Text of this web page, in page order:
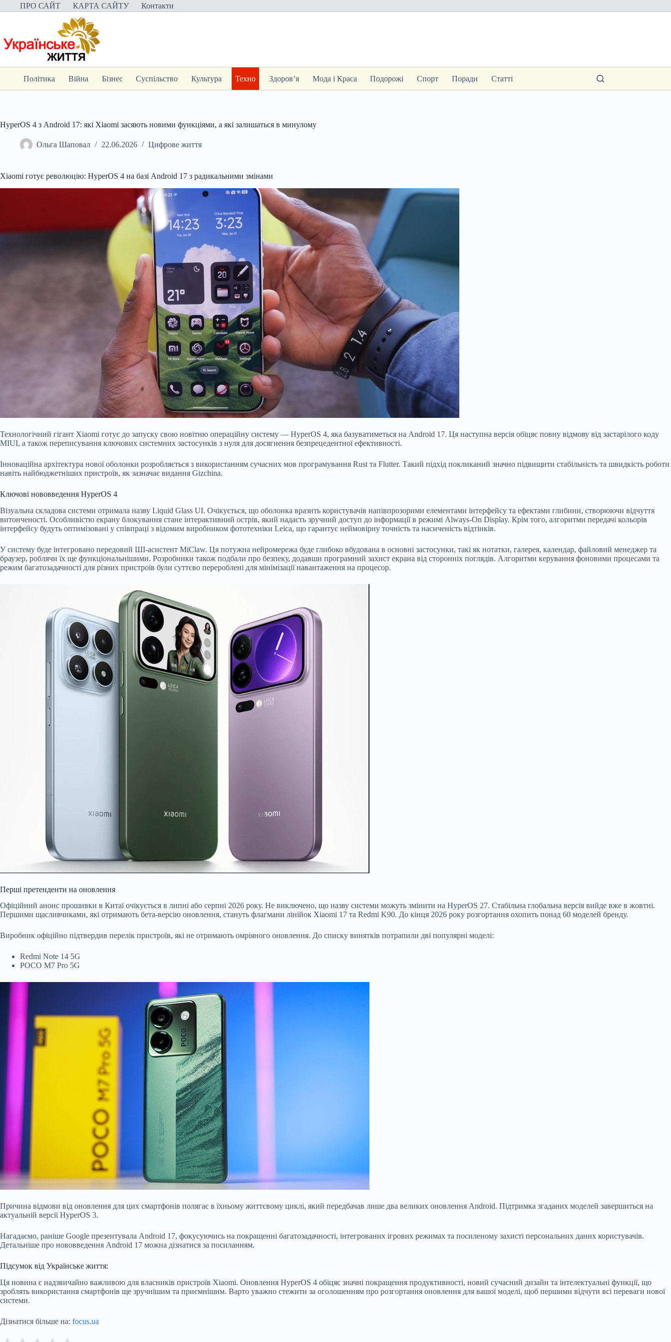
Перейти
до
ПРО САЙТ КАРТА САЙТУ Контакти
Політика Війна Бізнес Суспільство Культура Техно Здоров’я Мода і Краса Подорожі Спорт Поради Статті
HyperOS 4 з Android 17: які Xiaomi засяють новими функціями, а які залишаться в минулому
Ольга Шаповал 22.06.2026 Цифрове життя
Xiaomi готує революцію: HyperOS 4 на базі Android 17 з радикальними змінами
Технологічний гігант Xiaomi готує до запуску свою новітню операційну систему — HyperOS 4, яка базуватиметься на Android 17. Ця наступна версія обіцяє повну відмову від застарілого коду
MIUI, а також переписування ключових системних застосунків з нуля для досягнення безпрецедентної ефективності.
Інноваційна архітектура нової оболонки розробляється з використанням сучасних мов програмування Rust та Flutter. Такий підхід покликаний значно підвищити стабільність та швидкість роботи
навіть найбюджетніших пристроїв, як зазначає видання Gizchina.
Ключові нововведення HyperOS 4
Візуальна складова системи отримала назву Liquid Glass UI. Очікується, що оболонка вразить користувачів напівпрозорими елементами інтерфейсу та ефектами глибини, створюючи відчуття
витонченості. Особливістю екрану блокування стане інтерактивний острів, який надасть зручний доступ до інформації в режимі Always-On Display. Крім того, алгоритми передачі кольорів
інтерфейсу будуть оптимізовані у співпраці з відомим виробником фототехніки Leica, що гарантує неймовірну точність та насиченість відтінків.
У систему буде інтегровано передовий ШІ-асистент MiClaw. Ця потужна нейромережа буде глибоко вбудована в основні застосунки, такі як нотатки, галерея, календар, файловий менеджер та
браузер, роблячи їх ще функціональнішими. Розробники також подбали про безпеку, додавши програмний захист екрана від сторонніх поглядів. Алгоритми керування фоновими процесами та
режим багатозадачності для різних пристроїв були суттєво перероблені для мінімізації навантаження на процесор.
Перші претенденти на оновлення
Офіційний анонс прошивки в Китаї очікується в липні або серпні 2026 року. Не виключено, що назву системи можуть змінити на HyperOS 27. Стабільна глобальна версія вийде вже в жовтні.
Першими щасливчиками, які отримають бета-версію оновлення, стануть флагмани лінійок Xiaomi 17 та Redmi K90. До кінця 2026 року розгортання охопить понад 60 моделей бренду.
Виробник офіційно підтвердив перелік пристроїв, які не отримають омріяного оновлення. До списку винятків потрапили дві популярні моделі:
Redmi Note 14 5G
POCO M7 Pro 5G
Причина відмови від оновлення для цих смартфонів полягає в їхньому життєвому циклі, який передбачав лише два великих оновлення Android. Підтримка згаданих моделей завершиться на
актуальній версії HyperOS 3.
Нагадаємо, раніше Google презентувала Android 17, фокусуючись на покращенні багатозадачності, інтегрованих ігрових режимах та посиленому захисті персональних даних користувачів.
Детальніше про нововведення Android 17 можна дізнатися за посиланням.
Підсумок від Українське життя:
Ця новина є надзвичайно важливою для власників пристроїв Xiaomi. Оновлення HyperOS 4 обіцяє значні покращення продуктивності, новий сучасний дизайн та інтелектуальні функції, що
зроблять використання смартфонів ще зручнішим та приємнішим. Варто уважно стежити за оголошенням про розгортання оновлення для вашої моделі, щоб першими відчути всі переваги нової
системи.
Дізнатися більше на: focus.ua